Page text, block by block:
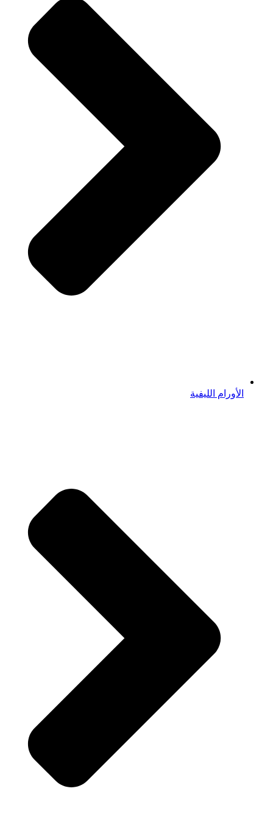
الأورام الليفية